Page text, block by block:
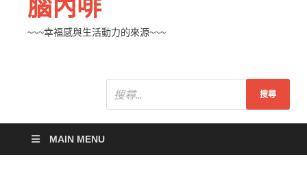
~~~幸福感與生活動力的來源~~~
MAIN MENU